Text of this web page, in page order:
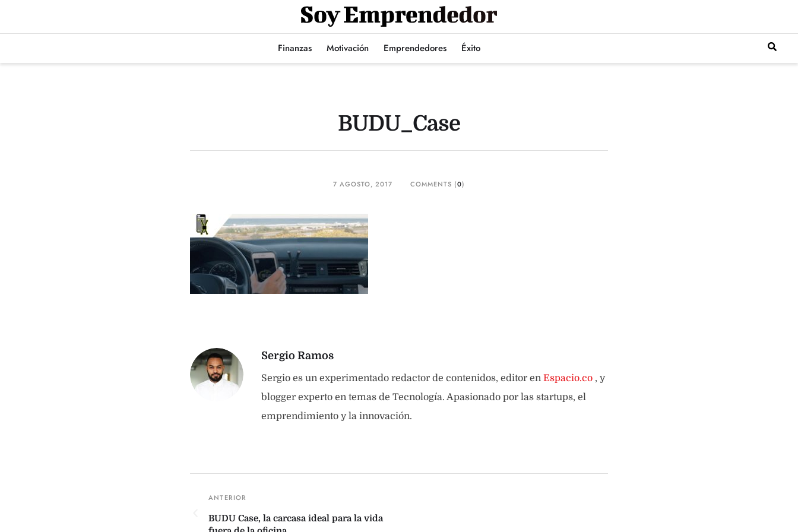
Finanzas Motivación Emprendedores Éxito
BUDU_Case
7 AGOSTO, 2017 COMMENTS (0)
Sergio Ramos
Sergio es un experimentado redactor de contenidos, editor en Espacio.co , y
blogger experto en temas de Tecnología. Apasionado por las startups, el
emprendimiento y la innovación.
BUDU Case, la carcasa ideal para la vida